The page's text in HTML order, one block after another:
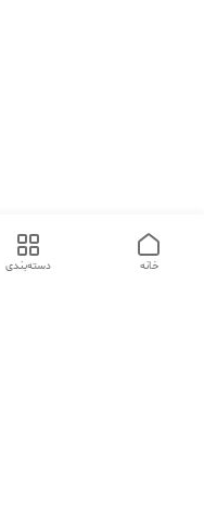
دسته‌بندی خانه